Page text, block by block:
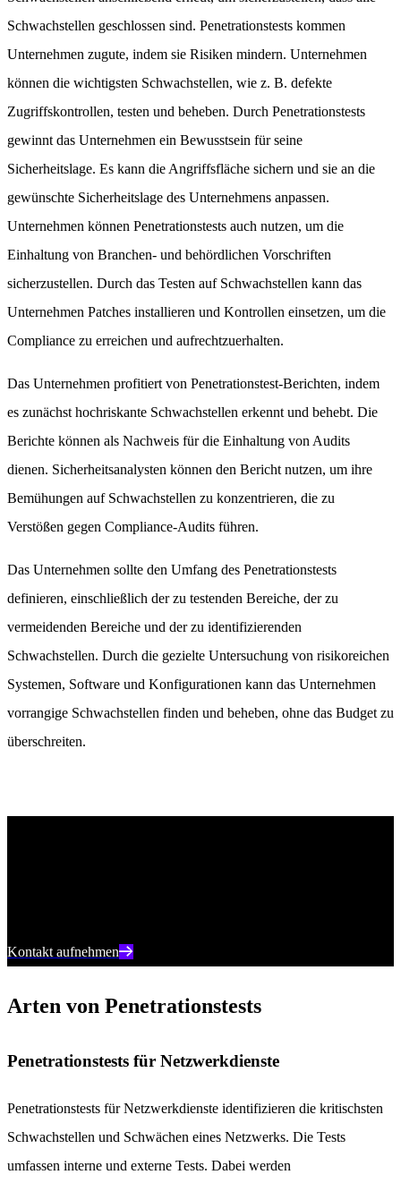
Schwachstellen geschlossen sind. Penetrationstests kommen
Unternehmen zugute, indem sie Risiken mindern. Unternehmen
können die wichtigsten Schwachstellen, wie z. B. defekte
Zugriffskontrollen, testen und beheben. Durch Penetrationstests
gewinnt das Unternehmen ein Bewusstsein für seine
Sicherheitslage. Es kann die Angriffsfläche sichern und sie an die
gewünschte Sicherheitslage des Unternehmens anpassen.
Unternehmen können Penetrationstests auch nutzen, um die
Einhaltung von Branchen- und behördlichen Vorschriften
sicherzustellen. Durch das Testen auf Schwachstellen kann das
Unternehmen Patches installieren und Kontrollen einsetzen, um die
Compliance zu erreichen und aufrechtzuerhalten.
Das Unternehmen profitiert von Penetrationstest-Berichten, indem
es zunächst hochriskante Schwachstellen erkennt und behebt. Die
Berichte können als Nachweis für die Einhaltung von Audits
dienen. Sicherheitsanalysten können den Bericht nutzen, um ihre
Bemühungen auf Schwachstellen zu konzentrieren, die zu
Verstößen gegen Compliance-Audits führen.
Das Unternehmen sollte den Umfang des Penetrationstests
definieren, einschließlich der zu testenden Bereiche, der zu
vermeidenden Bereiche und der zu identifizierenden
Schwachstellen. Durch die gezielte Untersuchung von risikoreichen
Systemen, Software und Konfigurationen kann das Unternehmen
vorrangige Schwachstellen finden und beheben, ohne das Budget zu
überschreiten.
Kontakt aufnehmen
Arten von Penetrationstests
Penetrationstests für Netzwerkdienste
Penetrationstests für Netzwerkdienste identifizieren die kritischsten
Schwachstellen und Schwächen eines Netzwerks. Die Tests
umfassen interne und externe Tests. Dabei werden